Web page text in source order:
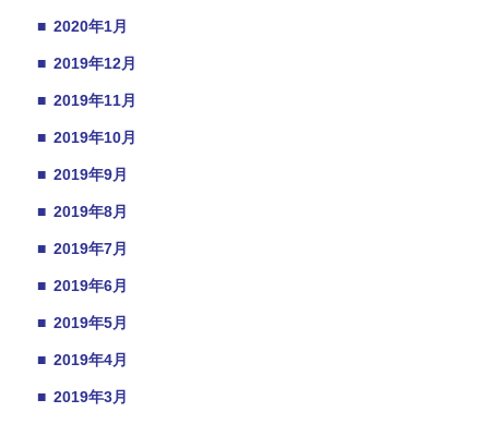
■ 2020年1月
■ 2019年12月
■ 2019年11月
■ 2019年10月
■ 2019年9月
■ 2019年8月
■ 2019年7月
■ 2019年6月
■ 2019年5月
■ 2019年4月
■ 2019年3月